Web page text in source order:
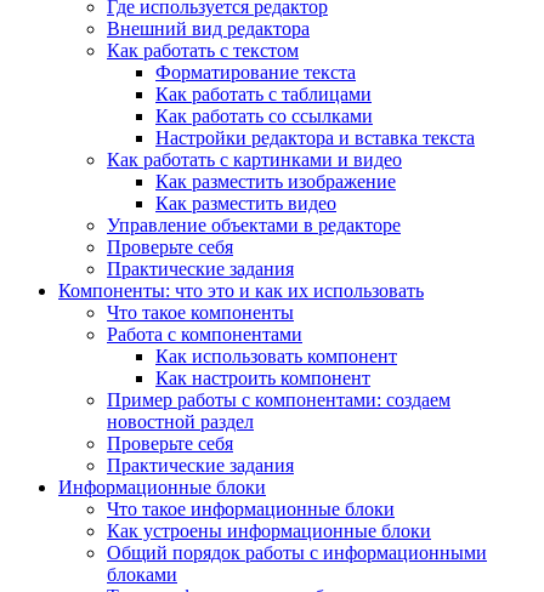
Где используется редактор
Внешний вид редактора
Как работать с текстом
Форматирование текста
Как работать с таблицами
Как работать со ссылками
Настройки редактора и вставка текста
Как работать с картинками и видео
Как разместить изображение
Как разместить видео
Управление объектами в редакторе
Проверьте себя
Практические задания
Компоненты: что это и как их использовать
Что такое компоненты
Работа с компонентами
Как использовать компонент
Как настроить компонент
Пример работы с компонентами: создаем
новостной раздел
Проверьте себя
Практические задания
Информационные блоки
Что такое информационные блоки
Как устроены информационные блоки
Общий порядок работы с информационными
блоками